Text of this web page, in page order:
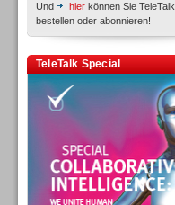
Und
hier können Sie TeleTalk
bestellen oder abonnieren!
TeleTalk Special
Personal